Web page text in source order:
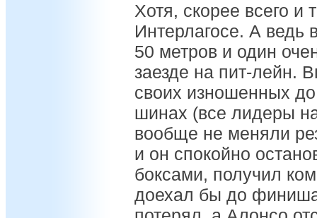
Хотя, скорее всего и
Интерлагосе. А ведь
50 метров и один
заезде на пит-лейн.
своих изношенных
шинах (все лидеры
вообще не меняли
и он спокойно
боксами, получил
доехал бы до